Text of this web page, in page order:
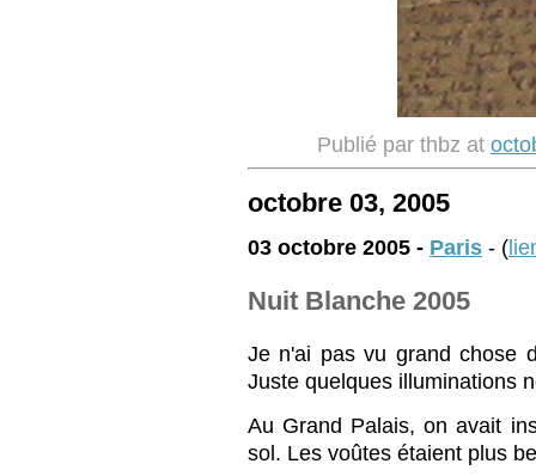
Publié par thbz at
octobre 03, 2005
03 octobre 2005 - Paris - (
Nuit Blanche 2005
Je n'ai pas vu grand chose
Juste quelques illuminations
Au Grand Palais, on avait
sol. Les voûtes étaient plus